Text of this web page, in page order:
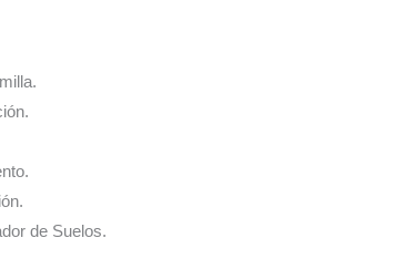
de Suelos.